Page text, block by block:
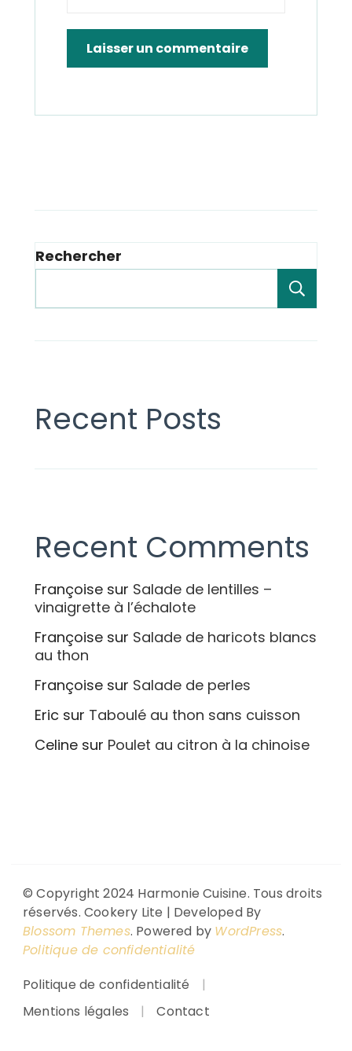
Rechercher
Recent Posts
Recent Comments
Françoise sur Salade de lentilles –
vinaigrette à l’échalote
Françoise sur Salade de haricots blancs
au thon
Françoise sur Salade de perles
Eric sur Taboulé au thon sans cuisson
Celine sur Poulet au citron à la chinoise
© Copyright 2024 Harmonie Cuisine. Tous droits
réservés. Cookery Lite | Developed By
Blossom Themes. Powered by WordPress.
Politique de confidentialité
Politique de confidentialité
Mentions légales
Contact